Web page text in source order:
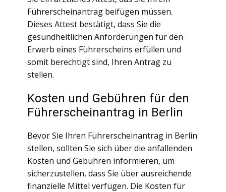
Führerscheinantrag beifügen müssen.
Dieses Attest bestätigt, dass Sie die
gesundheitlichen Anforderungen für den
Erwerb eines Führerscheins erfüllen und
somit berechtigt sind, Ihren Antrag zu
stellen.
Kosten und Gebühren für den
Führerscheinantrag in Berlin
Bevor Sie Ihren Führerscheinantrag in Berlin
stellen, sollten Sie sich über die anfallenden
Kosten und Gebühren informieren, um
sicherzustellen, dass Sie über ausreichende
finanzielle Mittel verfügen. Die Kosten für